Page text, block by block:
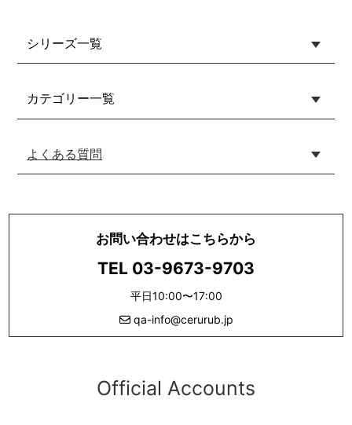
シリーズ一覧
カテゴリー一覧
よくある質問
お問い合わせはこちらから
TEL 03-9673-9703
平日10:00〜17:00
qa-info@cerurub.jp
Official Accounts